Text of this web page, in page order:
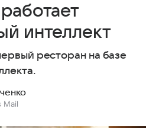
интеллект
ресторан на базе
Mail